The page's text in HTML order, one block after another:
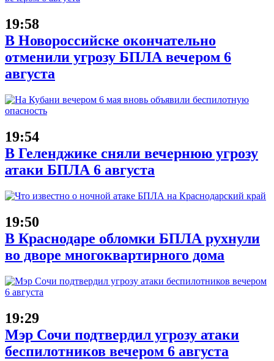
19:58
В Новороссийске окончательно
отменили угрозу БПЛА вечером 6
августа
19:54
В Геленджике сняли вечернюю угрозу
атаки БПЛА 6 августа
19:50
В Краснодаре обломки БПЛА рухнули
во дворе многоквартирного дома
19:29
Мэр Сочи подтвердил угрозу атаки
беспилотников вечером 6 августа